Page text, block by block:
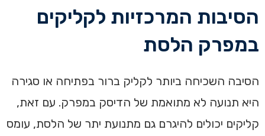
הסיבות המרכזיות לקליקים
במפרק הלסת
הסיבה השכיחה ביותר לקליק ברור בפתיחה או סגירה
היא תנועה לא מתואמת של הדיסק במפרק. עם זאת,
קליקים יכולים להיגרם גם מתנועת יתר של הלסת, עומס